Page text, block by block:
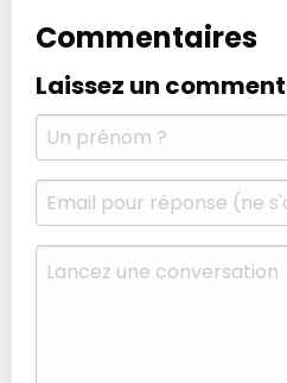
Commentaires
Laissez un